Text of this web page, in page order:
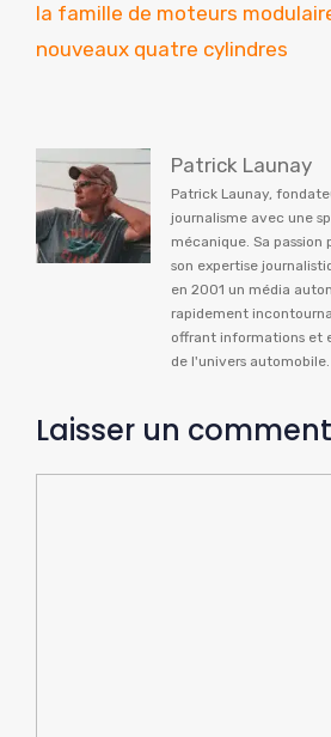
la famille de moteurs
nouveaux quatre cylindres
Patrick Launay
Patrick Launay,
journalisme avec une
mécanique. Sa passion
son expertise
en 2001 un média
rapidement
offrant informations et
de l'univers automobile.
Laisser un